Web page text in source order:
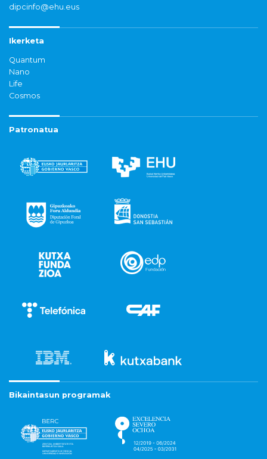
dipcinfo@ehu.eus
Ikerketa
Quantum
Nano
Life
Cosmos
Patronatua
Bikaintasun programak